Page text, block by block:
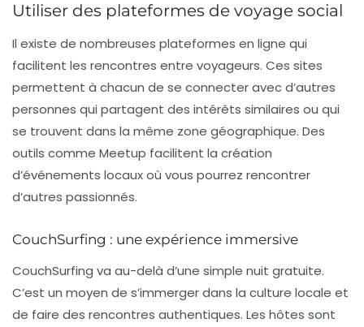
Utiliser des plateformes de voyage social
Il existe de nombreuses plateformes en ligne qui
facilitent les rencontres entre voyageurs. Ces sites
permettent à chacun de se connecter avec d’autres
personnes qui partagent des intérêts similaires ou qui
se trouvent dans la même zone géographique. Des
outils comme Meetup facilitent la création
d’événements locaux où vous pourrez rencontrer
d’autres passionnés.
CouchSurfing : une expérience immersive
CouchSurfing va au-delà d’une simple nuit gratuite.
C’est un moyen de s’immerger dans la culture locale et
de faire des rencontres authentiques. Les hôtes sont